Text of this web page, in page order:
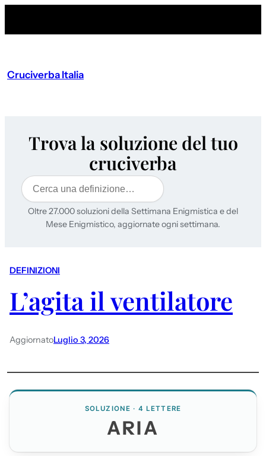
Cruciverba Italia
Trova la soluzione del tuo
cruciverba
Cerca
Oltre 27.000 soluzioni della Settimana Enigmistica e del
Mese Enigmistico, aggiornate ogni settimana.
DEFINIZIONI
L’agita il ventilatore
AggiornatoLuglio 3, 2026
SOLUZIONE · 4 LETTERE
ARIA